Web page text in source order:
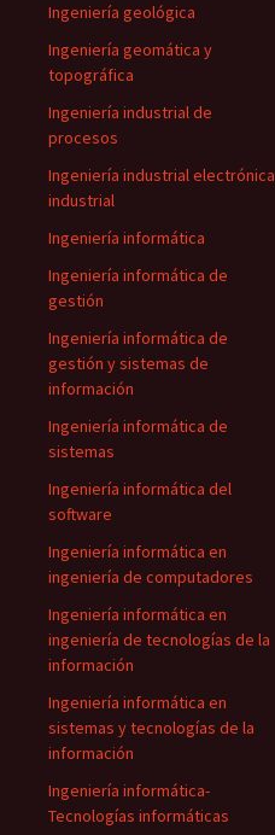
Ingeniería geológica
Ingeniería geomática y
topográfica
Ingeniería industrial de
procesos
Ingeniería industrial electrónica
industrial
Ingeniería informática
Ingeniería informática de
gestión
Ingeniería informática de
gestión y sistemas de
información
Ingeniería informática de
sistemas
Ingeniería informática del
software
Ingeniería informática en
ingeniería de computadores
Ingeniería informática en
ingeniería de tecnologías de la
información
Ingeniería informática en
sistemas y tecnologías de la
información
Ingeniería informática-
Tecnologías informáticas